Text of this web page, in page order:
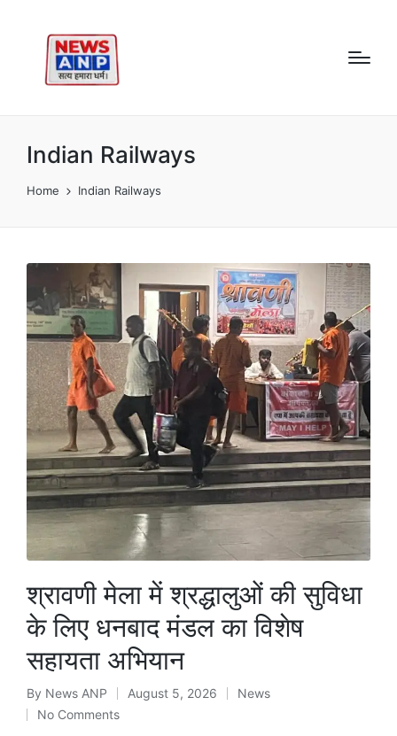
Indian Railways
Home Indian Railways
श्रावणी मेला में श्रद्धालुओं की सुविधा
के लिए धनबाद मंडल का विशेष
सहायता अभियान
Posted
by
By News ANP August 5, 2026
Posted
News
No Comments